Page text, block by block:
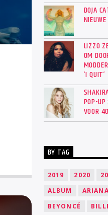
DOJA
LIZZO
OM
‘I QUIT’
POP-
VOOR
BY TAG
2019 2020
ALBUM
BEYONCÉ